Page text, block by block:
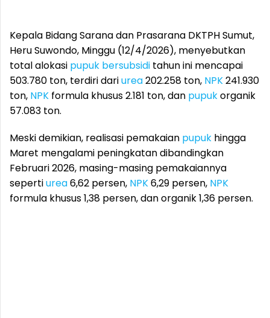
Kepala Bidang Sarana dan Prasarana DKTPH Sumut,
Heru Suwondo, Minggu (12/4/2026), menyebutkan
total alokasi pupuk bersubsidi tahun ini mencapai
503.780 ton, terdiri dariurea202.258 ton, NPK241.930
ton, NPK formula khusus 2.181 ton, dan pupukorganik
57.083 ton.
Meski demikian, realisasi pemakaian pupuk hingga
Maret mengalami peningkatan dibandingkan
Februari 2026, masing-masing pemakaiannya
sepertiurea6,62 persen, NPK6,29 persen, NPK
formula khusus 1,38 persen, dan organik 1,36 persen.